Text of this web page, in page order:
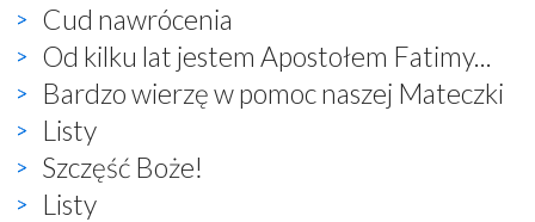
Cud nawrócenia
Od kilku lat jestem Apostołem Fatimy...
Bardzo wierzę w pomoc naszej Mateczki
Listy
Szczęść Boże!
Listy